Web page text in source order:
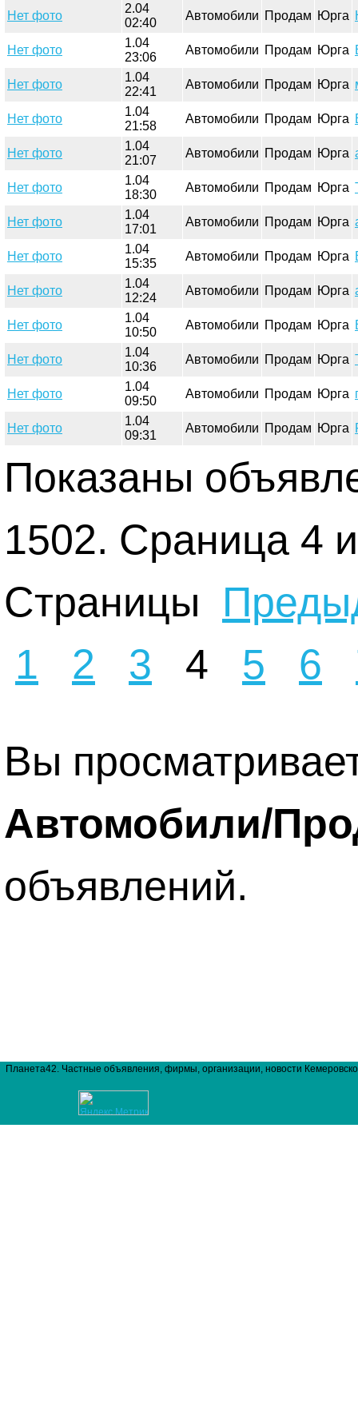
Нет фото
2.04
02:40
Автомобили Продам Юрга
Нет фото
1.04
23:06
Автомобили Продам Юрга
Нет фото
1.04
22:41
Автомобили Продам Юрга
Нет фото
1.04
21:58
Автомобили Продам Юрга
Нет фото
1.04
21:07
Автомобили Продам Юрга
Нет фото
1.04
18:30
Автомобили Продам Юрга
Нет фото
1.04
17:01
Автомобили Продам Юрга
Нет фото
1.04
15:35
Автомобили Продам Юрга
Нет фото
1.04
12:24
Автомобили Продам Юрга
Нет фото
1.04
10:50
Автомобили Продам Юрга
Нет фото
1.04
10:36
Автомобили Продам Юрга
Нет фото
1.04
09:50
Автомобили Продам Юрга
Нет фото
1.04
09:31
Автомобили Продам Юрга
Показаны
1502. Сраница 4
Страницы
1
2 3 4 5 6
Вы
Автомобили/
объявлений.
Планета42. Частные объявления, фирмы, организации, новости